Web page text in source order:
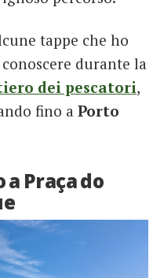
tappe che ho
durante la
dei pescatori,
fino a Porto
a Praça do